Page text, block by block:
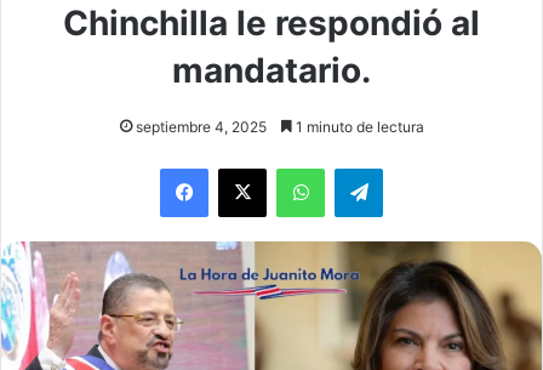
Chinchilla le respondió al
mandatario.
septiembre 4, 2025 1 minuto de lectura
WhatsAppTelegram